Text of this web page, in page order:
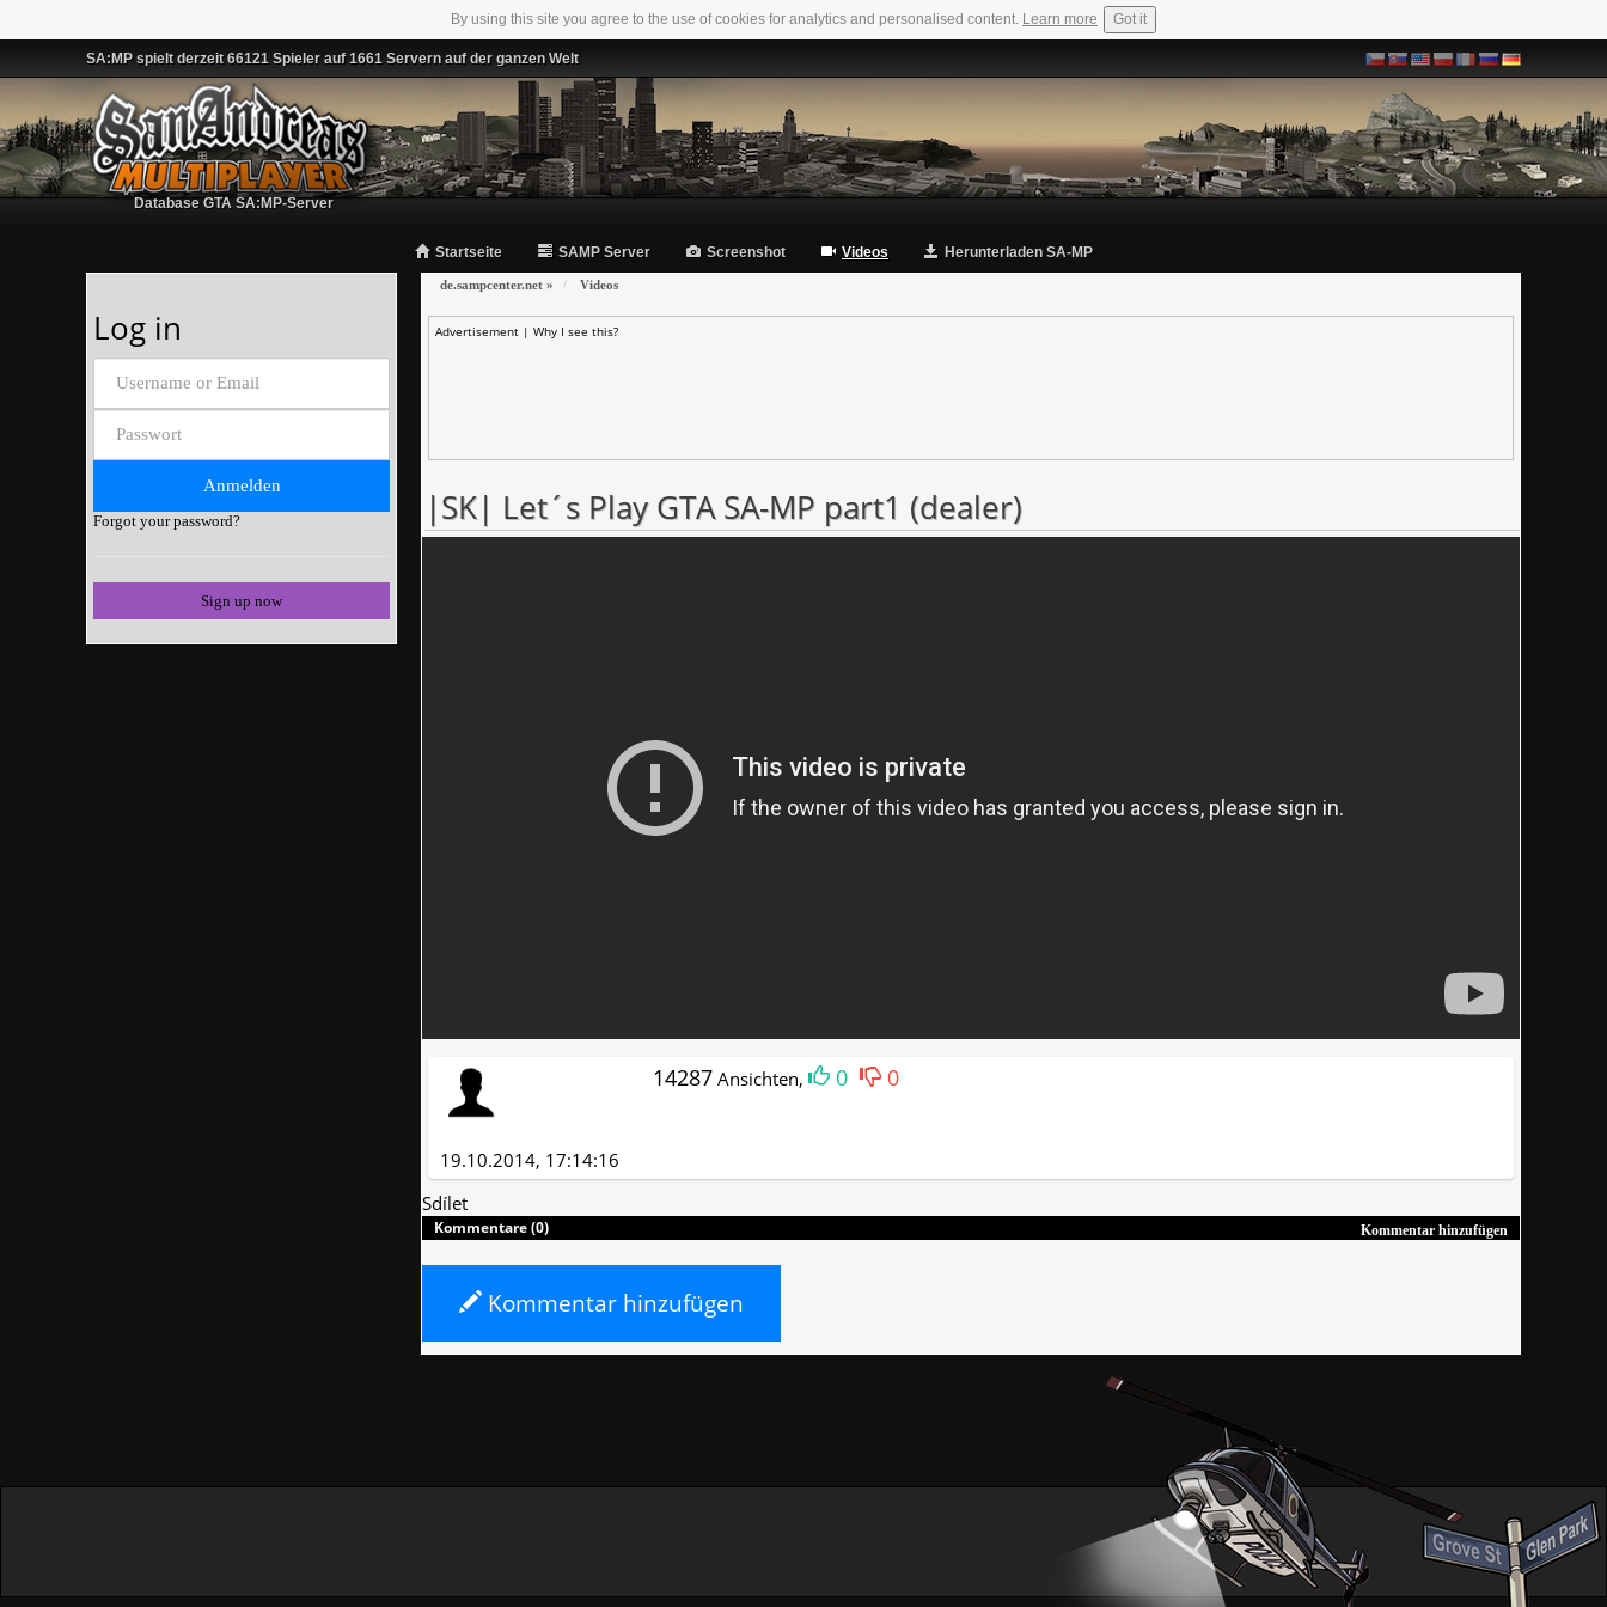
By using this site you agree to the use of cookies for analytics and personalised content. Learn more Got it
SA:MP spielt derzeit 66121 Spieler auf 1661 Servern auf der ganzen Welt
Database GTA SA:MP-Server
Startseite SAMP Server Screenshot Videos Herunterladen SA-MP
de.sampcenter.net » Videos
Advertisement | Why I see this?
|SK| Let´s Play GTA SA-MP part1 (dealer)
19.10.2014, 17:14:16
14287Ansichten, 0 0
Sdílet
Kommentar hinzufügen
Kommentare (0)
Kommentar hinzufügen
Log in
Forgot your password?
Sign up now